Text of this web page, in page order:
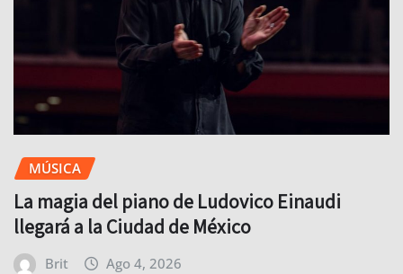
MÚSICA
La magia del piano de Ludovico Einaudi
llegará a la Ciudad de México
Brit Ago 4, 2026